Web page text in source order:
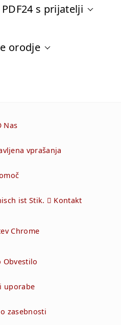
s prijatelji
orodje
Nas
vprašanja
ist Stik.  Kontakt
Chrome
Obvestilo
uporabe
zasebnosti